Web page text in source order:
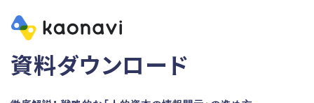
資料ダウンロード